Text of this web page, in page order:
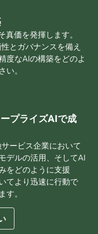
価を発揮します。
とガバナンスを備え
度なAIの構築をどのよ
い。
プライズAIで成
ービス企業において
デルの活用、そしてAI
をどのように支援
てより迅速に行動で
す。